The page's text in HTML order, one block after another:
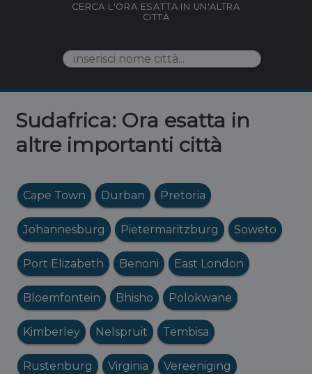
CERCA L'ORA ESATTA IN UN'ALTRA
CITTÀ
Sudafrica: Ora esatta in
altre importanti città
Cape Town Durban Pretoria
Johannesburg Pietermaritzburg Soweto
Port Elizabeth Benoni East London
Bloemfontein Bhisho Polokwane
Kimberley Nelspruit Tembisa
Rustenburg Virginia Vereeniging